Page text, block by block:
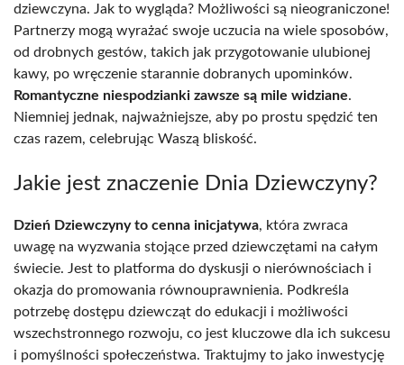
dziewczyna. Jak to wygląda? Możliwości są nieograniczone!
Partnerzy mogą wyrażać swoje uczucia na wiele sposobów,
od drobnych gestów, takich jak przygotowanie ulubionej
kawy, po wręczenie starannie dobranych upominków.
Romantyczne niespodzianki zawsze są mile widziane.
Niemniej jednak, najważniejsze, aby po prostu spędzić ten
czas razem, celebrując Waszą bliskość.
Jakie jest znaczenie Dnia Dziewczyny?
Dzień Dziewczyny to cenna inicjatywa, która zwraca
uwagę na wyzwania stojące przed dziewczętami na całym
świecie. Jest to platforma do dyskusji o nierównościach i
okazja do promowania równouprawnienia. Podkreśla
potrzebę dostępu dziewcząt do edukacji i możliwości
wszechstronnego rozwoju, co jest kluczowe dla ich sukcesu
i pomyślności społeczeństwa. Traktujmy to jako inwestycję